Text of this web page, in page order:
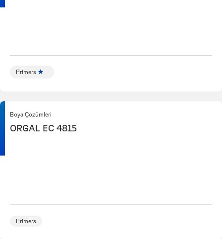
Primers
Boya Çözümleri
ORGAL EC 4815
Primers